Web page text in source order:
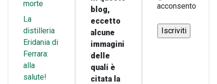
morte
La
distilleria
Eridania di
Ferrara:
alla
salute!
blog,
eccetto
alcune
immagini
delle
quali è
citata la
acconsento